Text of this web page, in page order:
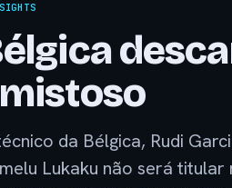
da Bélgica, Rudi
Lukaku não será